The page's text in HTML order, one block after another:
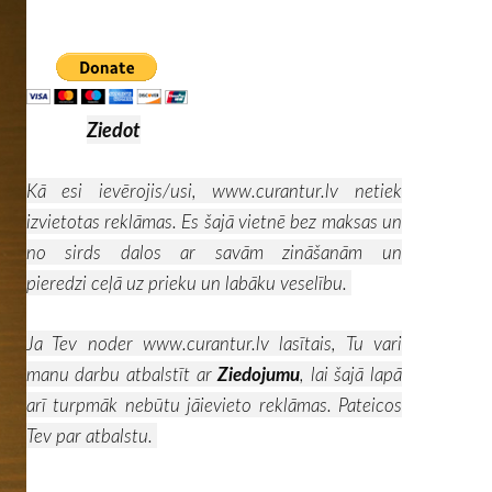
Ziedot
Kā esi ievērojis/usi, www.curantur.lv
netiek
izvietotas reklāmas. Es šajā vietnē bez maksas un
no sirds dalos ar savām zināšanām un
pieredzi ceļā uz prieku un labāku veselību.
Ja Tev noder www.curantur.lvlasītais, Tu vari
manu darbu atbalstīt ar Ziedojumu, lai šajā lapā
arī turpmāk nebūtu jāievieto reklāmas. Pateicos
Tev par atbalstu.